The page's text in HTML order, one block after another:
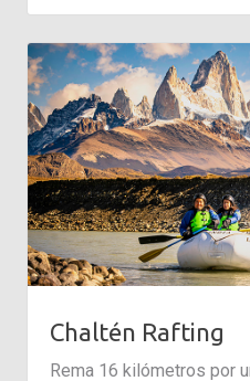
Chaltén Rafting
Rema 16 kilómetros por